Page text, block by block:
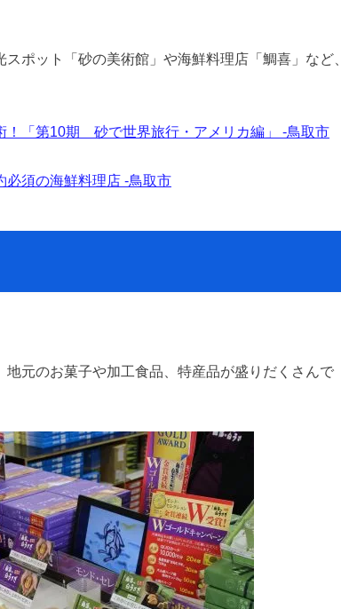
ポット「砂の美術館」や海鮮料理店「鯛喜」など、
！「第10期 砂で世界旅行・アメリカ編」 -鳥取市
必須の海鮮料理店 -鳥取市
元のお菓子や加工食品、特産品が盛りだくさんで